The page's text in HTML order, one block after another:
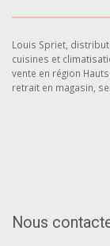
Louis Spriet,
cuisines et
vente en région
retrait en magasin,
Nous